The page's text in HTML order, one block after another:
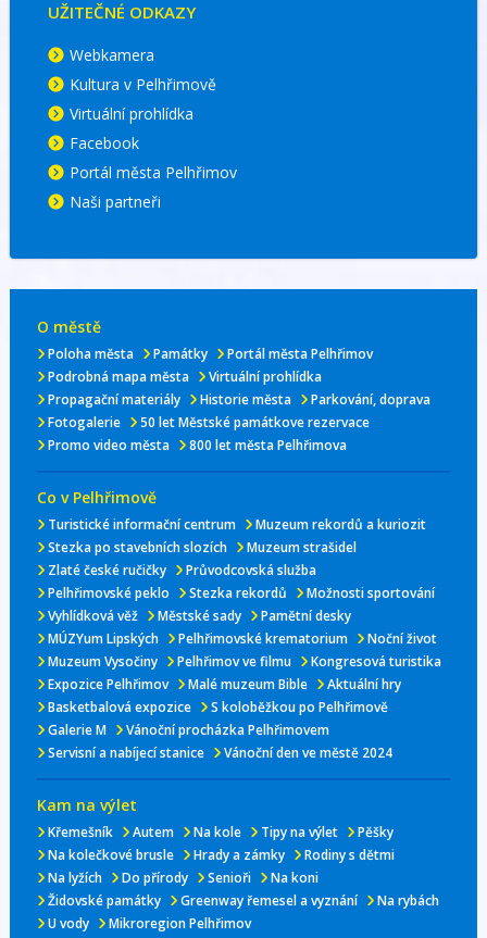
UŽITEČNÉ ODKAZY
Webkamera
Kultura v Pelhřimově
Virtuální prohlídka
Facebook
Portál města Pelhřimov
Naši partneři
O městě
Poloha města Památky
Portál města Pelhřimov
Podrobná mapa města
Virtuální prohlídka
Propagační materiály
Historie města
Parkování, doprava
Fotogalerie
50 let Městské památkove rezervace
Promo video města
800 let města Pelhřimova
Co v Pelhřimově
Turistické informační centrum
Muzeum rekordů a kuriozit
Stezka po stavebních slozích
Muzeum strašidel
Zlaté české ručičky
Průvodcovská služba
Pelhřimovské peklo
Stezka rekordů
Možnosti sportování
Vyhlídková věž
Městské sady
Pamětní desky
MÚZYum Lipských
Pelhřimovské krematorium
Noční život
Muzeum Vysočiny
Pelhřimov ve filmu
Kongresová turistika
Expozice Pelhřimov
Malé muzeum Bible
Aktuální hry
Basketbalová expozice
S koloběžkou po Pelhřimově
Galerie M
Vánoční procházka Pelhřimovem
Servisní a nabíjecí stanice
Vánoční den ve městě 2024
Kam na výlet
Křemešník Autem Na kole Tipy na výlet
Pěšky
Na kolečkové brusle
Hrady a zámky
Rodiny s dětmi
Na lyžích
Do přírody Senioři
Na koni
Židovské památky
Greenway řemesel a vyznání
Na rybách
U vody
Mikroregion Pelhřimov